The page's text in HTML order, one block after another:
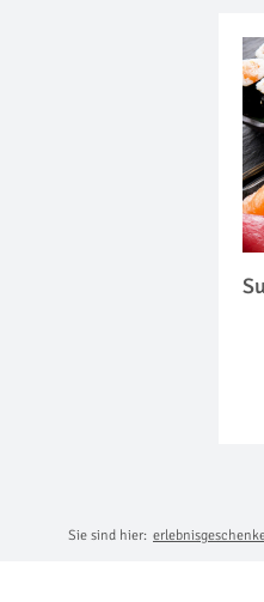
Sie sind hier: